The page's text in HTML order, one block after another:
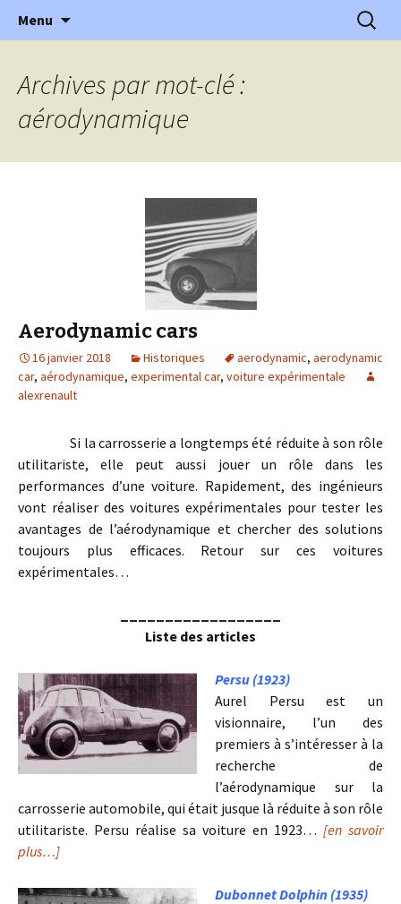
l'Automobile Ancienne
l'automobile ancienne : articles, historiques
…
Menu
Archives par mot-clé :
aérodynamique
Aerodynamic cars
16 janvier 2018 Historiques aerodynamic, aerodynamic
car, aérodynamique, experimental car, voiture expérimentale
alexrenault
Si la carrosserie a longtemps été réduite à son rôle
utilitariste, elle peut aussi jouer un rôle dans les
performances d’une voiture. Rapidement, des ingénieurs
vont réaliser des voitures expérimentales pour tester les
avantages de l’aérodynamique et chercher des solutions
toujours plus efficaces. Retour sur ces voitures
expérimentales…
Liste des articles
Persu (1923)
Aurel Persu est un
visionnaire, l’un des
premiers à s’intéresser à la
recherche de
l’aérodynamique sur la
carrosserie automobile, qui était jusque là réduite à son rôle
utilitariste. Persu réalise sa voiture en 1923… [en savoir
plus…]
Dubonnet Dolphin (1935)